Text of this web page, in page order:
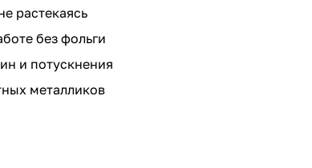
растекаясь
без фольги
и потускнения
металликов